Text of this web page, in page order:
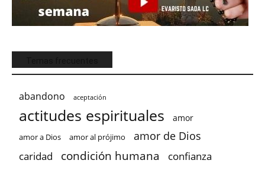
abandono aceptación
actitudes espirituales amor
amor a Dios amor al prójimo amor de Dios
caridad condición humana confianza